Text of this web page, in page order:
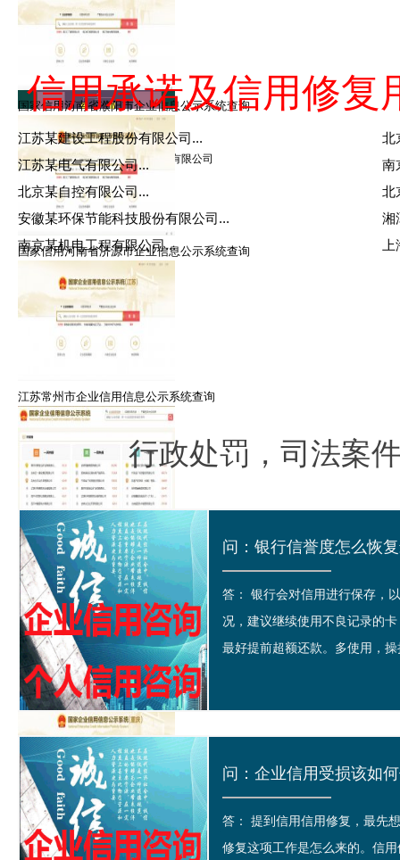
擅长：信用修复，信用管理
就职：北京众智众德企业管理有限公司
国家信用河南省濮阳市企业信息公示系统查询
国家信用河南省济源市企业信息公示系统查询
江苏常州市企业信用信息公示系统查询
国家企业信用信息公示系统公示榜
江苏省盐城市企业信用信息公示系统查询
国家信用重庆南川区企业信息公示系统查询
信用承诺及信用修复
江苏某建设工程股份有限公司...
北
江苏某电气有限公司...
南
北京某自控有限公司...
北
安徽某环保节能科技股份有限公司...
湘
南京某机电工程有限公司...
行政处罚，司法案
问：银行信誉度怎么恢
答： 银行会对信用进行保存，
况，建议继续使用不良记录的
最好提前超额还款。多使用，
答： 提到信用信用修复，最先
修复这项工作是怎么来的。信